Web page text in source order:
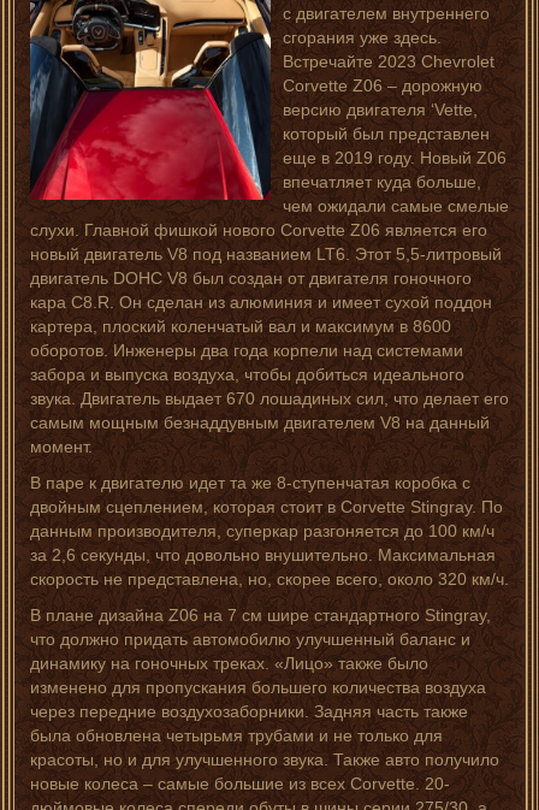
с двигателем внутреннего
сгорания уже здесь.
Встречайте 2023 Chevrolet
Corvette Z06 – дорожную
версию двигателя ‘Vette,
который был представлен
еще в 2019 году. Новый Z06
впечатляет куда больше,
чем ожидали самые смелые
слухи. Главной фишкой нового Corvette Z06 является его
новый двигатель V8 под названием LT6. Этот 5,5-литровый
двигатель DOHC V8 был создан от двигателя гоночного
кара C8.R. Он сделан из алюминия и имеет сухой поддон
картера, плоский коленчатый вал и максимум в 8600
оборотов. Инженеры два года корпели над системами
забора и выпуска воздуха, чтобы добиться идеального
звука. Двигатель выдает 670 лошадиных сил, что делает его
самым мощным безнаддувным двигателем V8 на данный
момент.
В паре к двигателю идет та же 8-ступенчатая коробка с
двойным сцеплением, которая стоит в Corvette Stingray. По
данным производителя, суперкар разгоняется до 100 км/ч
за 2,6 секунды, что довольно внушительно. Максимальная
скорость не представлена, но, скорее всего, около 320 км/ч.
В плане дизайна Z06 на 7 см шире стандартного Stingray,
что должно придать автомобилю улучшенный баланс и
динамику на гоночных треках. «Лицо» также было
изменено для пропускания большего количества воздуха
через передние воздухозаборники. Задняя часть также
была обновлена четырьмя трубами и не только для
красоты, но и для улучшенного звука. Также авто получило
новые колеса – самые большие из всех Corvette. 20-